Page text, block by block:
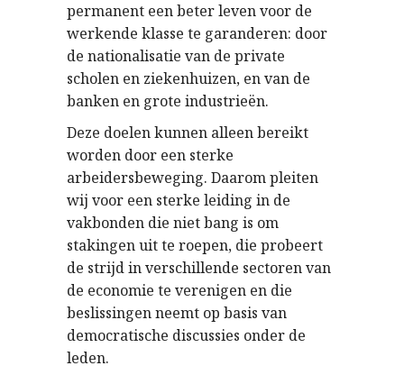
permanent een beter leven voor de
werkende klasse te garanderen: door
de nationalisatie van de private
scholen en ziekenhuizen, en van de
banken en grote industrieën.
Deze doelen kunnen alleen bereikt
worden door een sterke
arbeidersbeweging. Daarom pleiten
wij voor een sterke leiding in de
vakbonden die niet bang is om
stakingen uit te roepen, die probeert
de strijd in verschillende sectoren van
de economie te verenigen en die
beslissingen neemt op basis van
democratische discussies onder de
leden.